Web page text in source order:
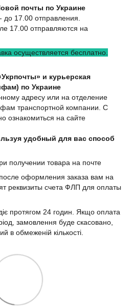
почты по Украине
до 17.00 отправления.
17.00 отправляются на
осуществляется бесплатно.
и курьерская
по Украине
адресу или на отделение
транспортной компании. С
ознакомиться на сайте
удобный для вас способ
получении товара на почте
оформления заказа вам на
реквизиты счета ФЛП для оплаты
протягом 24 годин. Якщо оплата
замовлення буде скасовано,
в обмеженій кількості.